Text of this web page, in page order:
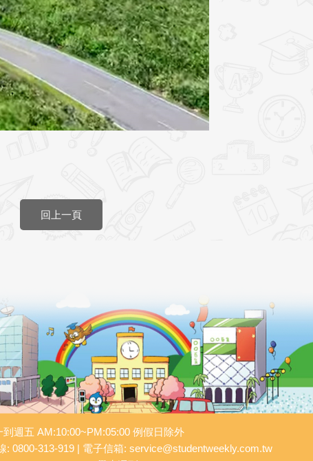
回上一頁
到週五 AM:10:00~PM:05:00 例假日除外
: 0800-313-919 | 電子信箱: service@studentweekly.com.tw